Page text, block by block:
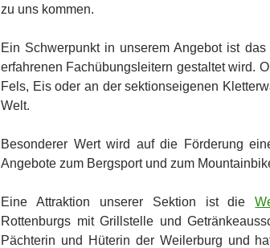
zu uns kommen.
Ein Schwerpunkt in unserem Angebot ist
erfahrenen Fachübungsleitern gestaltet wird.
Fels, Eis oder an der sektionseigenen
Welt.
Besonderer Wert wird auf die Förderung
Angebote zum Bergsport und zum
Eine Attraktion unserer Sektion ist die
Rottenburgs mit Grillstelle und
Pächterin und Hüterin der Weilerburg und